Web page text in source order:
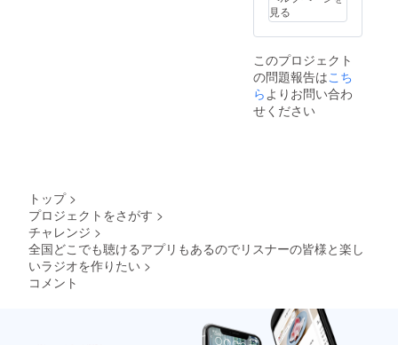
見る
このプロジェクト
の問題報告はこち
ら よりお問い合わ
せください
トップ >
プロジェクトをさがす >
チャレンジ >
全国どこでも聴けるアプリもあるのでリスナーの皆様と楽し
いラジオを作りたい >
コメント